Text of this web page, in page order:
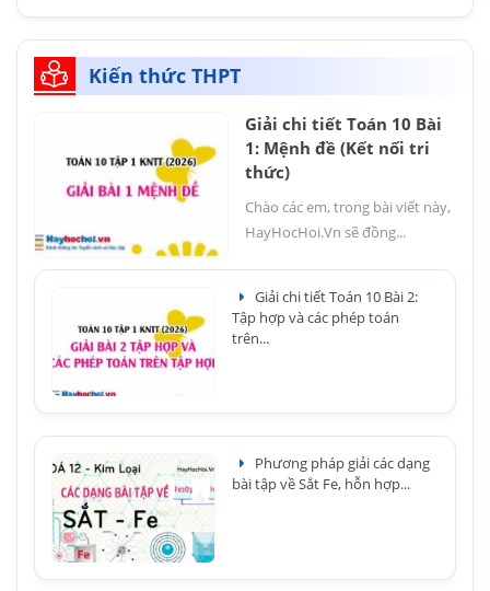
Kiến thức THPT
Giải chi tiết Toán 10 Bài
1: Mệnh đề (Kết nối tri
thức)
Chào các em, trong bài viết này,
HayHocHoi.Vn sẽ đồng...
Giải chi tiết Toán 10 Bài 2:
Tập hợp và các phép toán
trên...
Phương pháp giải các dạng
bài tập về Sắt Fe, hỗn hợp...